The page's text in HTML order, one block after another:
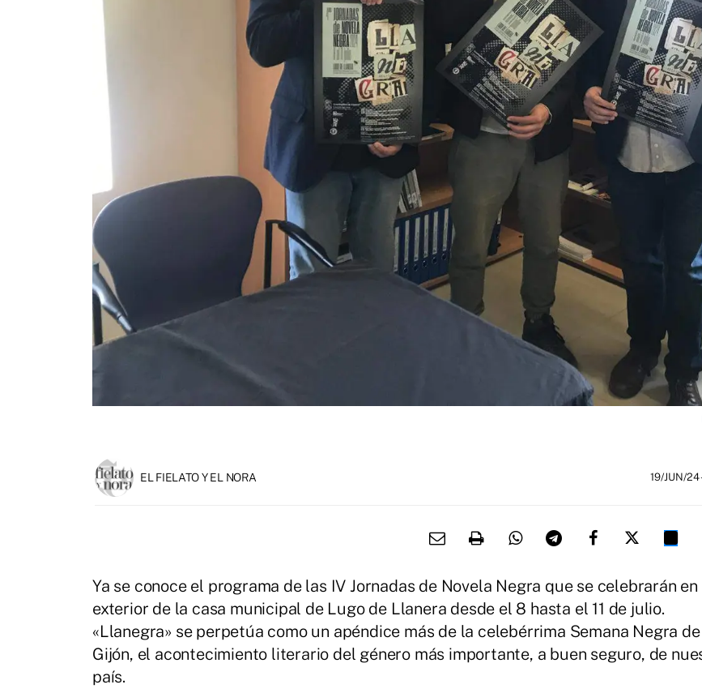
EL FIELATO Y EL NORA 19/JUN/24
Ya se conoce el programa de las IV Jornadas de Novela Negra que se celebrarán en
exterior de la casa municipal de Lugo de Llanera desde el 8 hasta el 11 de julio.
«Llanegra» se perpetúa como un apéndice más de la celebérrima Semana Negra de
Gijón, el acontecimiento literario del género más importante, a buen seguro, de
país.